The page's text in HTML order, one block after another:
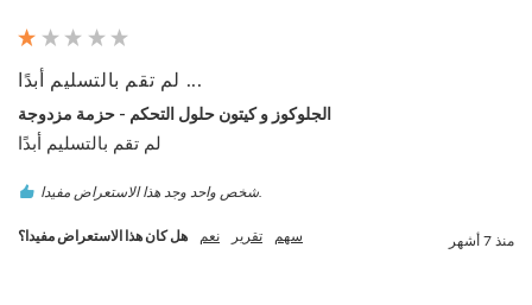
لم تقم بالتسليم أبدًا ...
الجلوكوز و كيتون حلول التحكم - حزمة مزدوجة
هل كان هذا الاستعراض مفيدا؟ نعم تقرير سهم منذ 7 أشهر